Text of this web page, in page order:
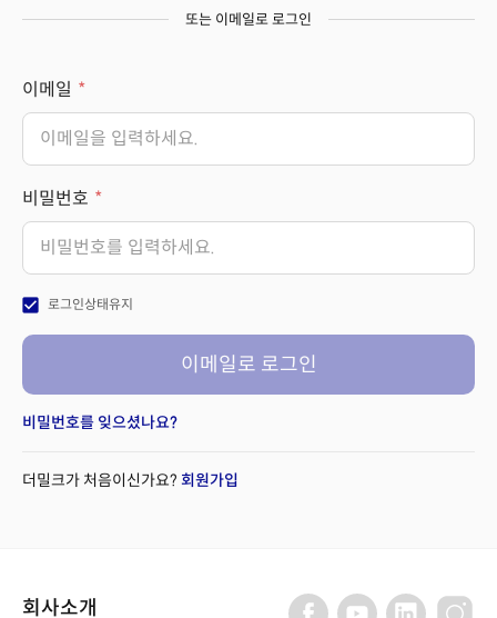
또는 이메일로 로그인
이메일
비밀번호
check_box 로그인상태유지
이메일로 로그인
비밀번호를 잊으셨나요?
더밀크가 처음이신가요? 회원가입
회사소개